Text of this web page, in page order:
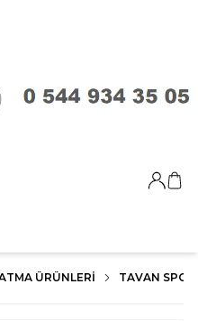
Giriş
ÜRÜNLERI TAVAN SPOT